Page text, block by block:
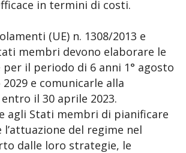
in termini di costi.
(UE) n. 1308/2013 e
membri devono elaborare le
il periodo di 6 anni 1° agosto
e comunicarle alla
il 30 aprile 2023.
agli Stati membri di pianificare
l’attuazione del regime nel
dalle loro strategie, le